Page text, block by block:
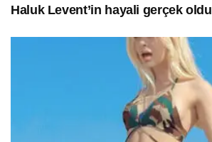
Haluk Levent’in hayali gerçek oldu